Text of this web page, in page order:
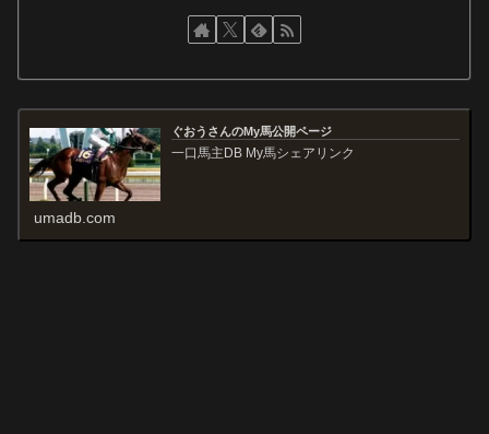
ぐおうさんのMy馬公開ページ
一口馬主DB My馬シェアリンク
umadb.com